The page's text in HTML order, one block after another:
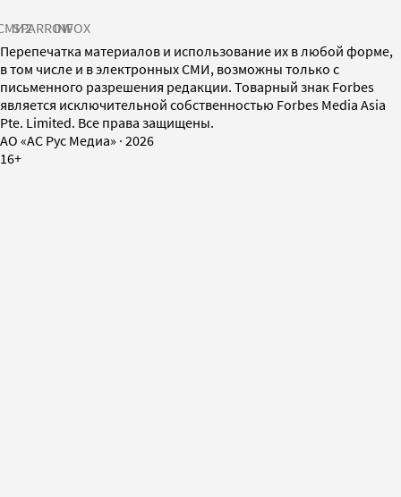
SPARROWINFOX
Перепечатка материалов и использование их в любой форме,
в том числе и в электронных СМИ, возможны только с
письменного разрешения редакции. Товарный знак Forbes
является исключительной собственностью Forbes Media Asia
Pte. Limited. Все права защищены.
AO «АС Рус Медиа» · 2026
16+